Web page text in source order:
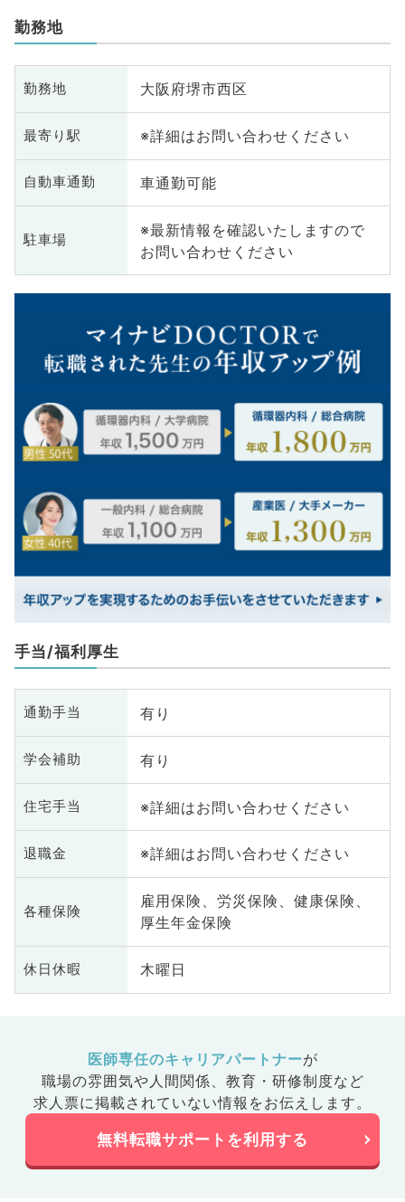
勤務地
勤務地 大阪府堺市西区
最寄り駅 ※詳細はお問い合わせください
自動車通勤 車通勤可能
駐車場
※最新情報を確認いたしますので
お問い合わせください
手当/福利厚生
通勤手当 有り
学会補助 有り
住宅手当 ※詳細はお問い合わせください
退職金 ※詳細はお問い合わせください
各種保険
雇用保険、労災保険、健康保険、
厚生年金保険
休日休暇 木曜日
医師専任のキャリアパートナーが
職場の雰囲気や人間関係、 教育・研修制度など
求人票に掲載されていない情報をお伝えします。
無料転職サポートを利用する